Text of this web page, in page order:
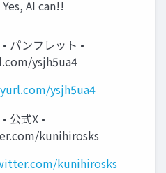
AI can!!
パンフレット •
ysjh5ua4
ysjh5ua4
公式X •
kunihirosks
kunihirosks